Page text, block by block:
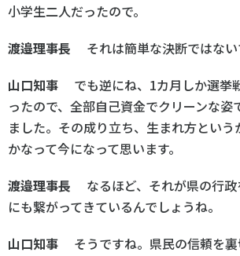
小学生二人だったので。
渡邉理事長 それは簡単な決断ではない
山口知事 でも逆にね、1カ月しか選挙
ったので、全部自己資金でクリーンな姿
ました。その成り立ち、生まれ方という
かなって今になって思います。
渡邉理事長 なるほど、それが県の行政
にも繋がってきているんでしょうね。
山口知事 そうですね。県民の信頼を裏